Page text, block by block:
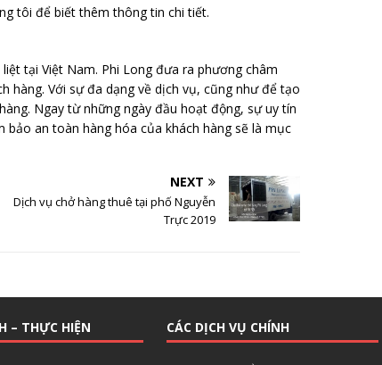
tôi để biết thêm thông tin chi tiết.
tại Việt Nam. Phi Long đưa ra phương châm
hàng. Với sự đa dạng về dịch vụ, cũng như để tạo
Ngay từ những ngày đầu hoạt động, sự uy tín
an toàn hàng hóa của khách hàng sẽ là mục
NEXT
Dịch vụ chở hàng thuê tại phố Nguyễn
Trực 2019
– THỰC HIỆN CÁC DỊCH VỤ CHÍNH